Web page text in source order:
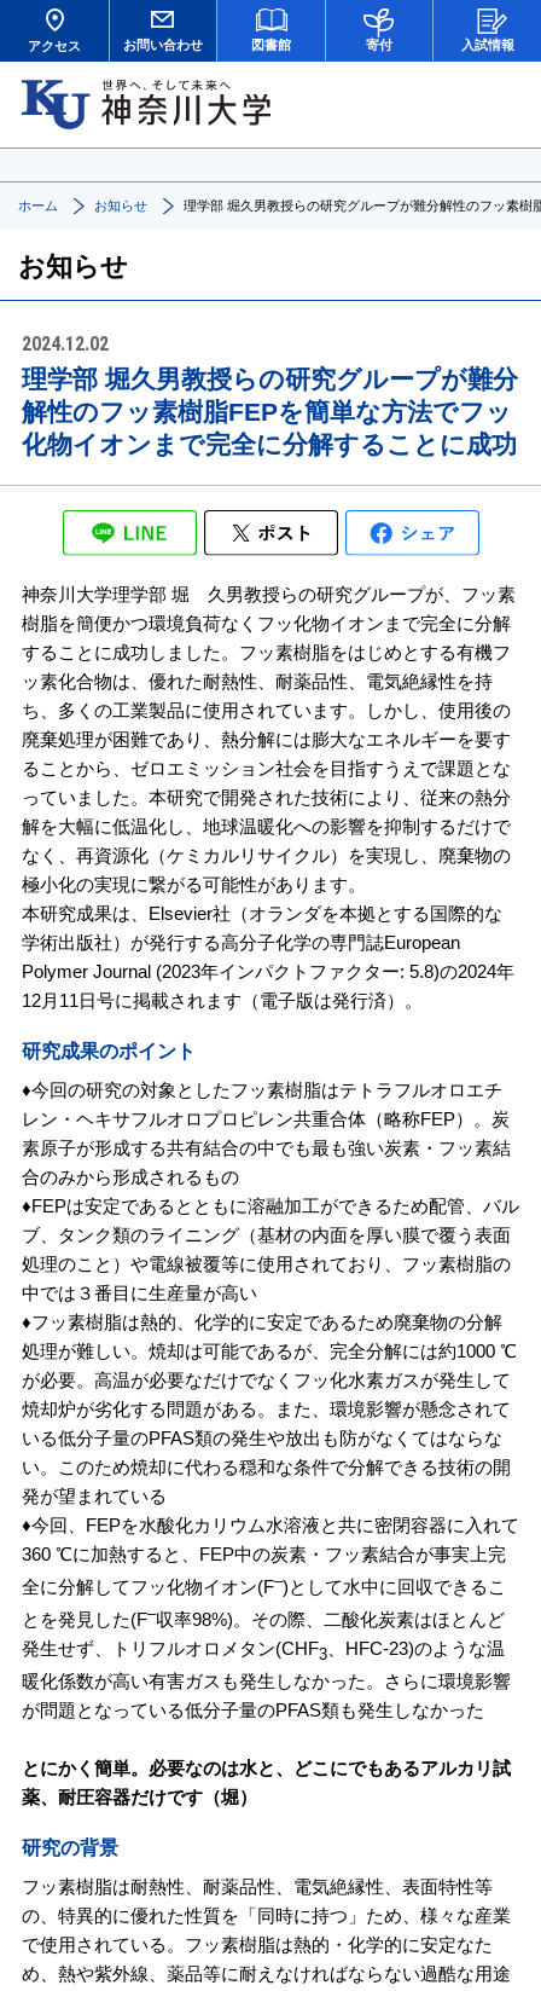
アクセス お問い合わせ 図書館 寄付 入試情報
ホーム お知らせ 理学部 堀久男教授らの研究グループが難分解性のフッ素
お知らせ
2024.12.02
理学部 堀久男教授らの研究グループが難分
解性のフッ素樹脂FEPを簡単な方法でフッ
化物イオンまで完全に分解することに成功
神奈川大学理学部 堀 久男教授らの研究グループが、フッ素
樹脂を簡便かつ環境負荷なくフッ化物イオンまで完全に分解
することに成功しました。フッ素樹脂をはじめとする有機フ
ッ素化合物は、優れた耐熱性、耐薬品性、電気絶縁性を持
ち、多くの工業製品に使用されています。しかし、使用後の
廃棄処理が困難であり、熱分解には膨大なエネルギーを要す
ることから、ゼロエミッション社会を目指すうえで課題とな
っていました。本研究で開発された技術により、従来の熱分
解を大幅に低温化し、地球温暖化への影響を抑制するだけで
なく、再資源化（ケミカルリサイクル）を実現し、廃棄物の
極小化の実現に繋がる可能性があります。
本研究成果は、Elsevier社（オランダを本拠とする国際的な
学術出版社）が発行する高分子化学の専門誌European
Polymer Journal (2023年インパクトファクター: 5.8)の2024年
12月11日号に掲載されます（電子版は発行済）。
研究成果のポイント
♦今回の研究の対象としたフッ素樹脂はテトラフルオロエチ
レン・ヘキサフルオロプロピレン共重合体（略称FEP）。炭
素原子が形成する共有結合の中でも最も強い炭素・フッ素結
合のみから形成されるもの
♦FEPは安定であるとともに溶融加工ができるため配管、バル
ブ、タンク類のライニング（基材の内面を厚い膜で覆う表面
処理のこと）や電線被覆等に使用されており、フッ素樹脂の
中では３番目に生産量が高い
♦フッ素樹脂は熱的、化学的に安定であるため廃棄物の分解
処理が難しい。焼却は可能であるが、完全分解には約1000 ℃
が必要。高温が必要なだけでなくフッ化水素ガスが発生して
焼却炉が劣化する問題がある。また、環境影響が懸念されて
いる低分子量のPFAS類の発生や放出も防がなくてはならな
い。このため焼却に代わる穏和な条件で分解できる技術の開
発が望まれている
♦今回、FEPを水酸化カリウム水溶液と共に密閉容器に入れて
360 ℃に加熱すると、FEP中の炭素・フッ素結合が事実上完
全に分解してフッ化物イオン(F‒)として水中に回収できるこ
とを発見した(F–収率98%)。その際、二酸化炭素はほとんど
発生せず、トリフルオロメタン(CHF3、HFC-23)のような温
暖化係数が高い有害ガスも発生しなかった。さらに環境影響
が問題となっている低分子量のPFAS類も発生しなかった
とにかく簡単。必要なのは水と、どこにでもあるアルカリ試
薬、耐圧容器だけです（堀）
研究の背景
フッ素樹脂は耐熱性、耐薬品性、電気絶縁性、表面特性等
の、特異的に優れた性質を「同時に持つ」ため、様々な産業
で使用されている。フッ素樹脂は熱的・化学的に安定なた
め、熱や紫外線、薬品等に耐えなければならない過酷な用途